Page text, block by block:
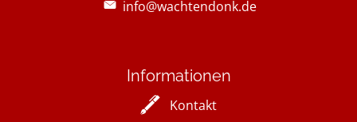
info@wachtendonk.de
Informationen
Kontakt